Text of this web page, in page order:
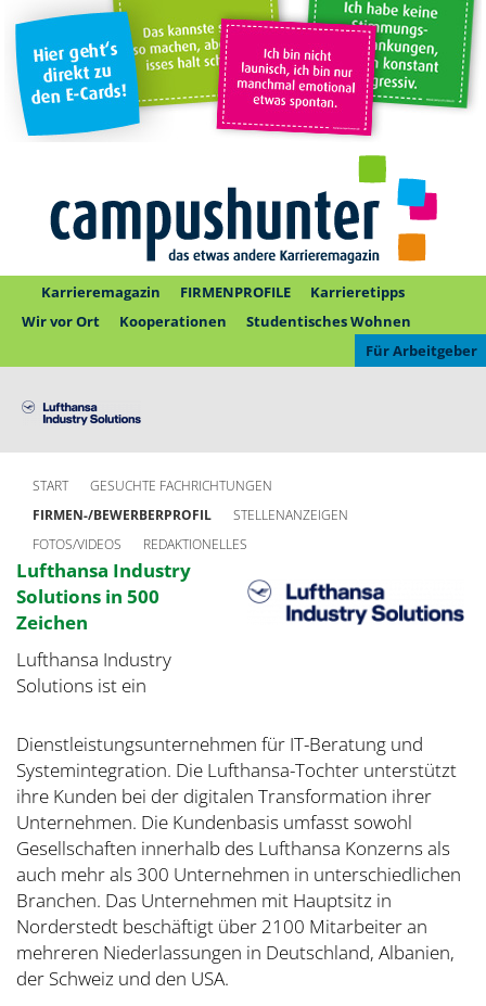
Karrieremagazin FIRMENPROFILE
Karrieretipps
Wir vor Ort
Kooperationen
Studentisches Wohnen
Für Arbeitgeber
START
GESUCHTE FACHRICHTUNGEN
FIRMEN-/BEWERBERPROFIL
STELLENANZEIGEN
FOTOS/VIDEOS
REDAKTIONELLES
Lufthansa Industry
Solutions in 500
Zeichen
Lufthansa Industry
Solutions ist ein
Dienstleistungsunternehmen für IT-Beratung und
Systemintegration. Die Lufthansa-Tochter unterstützt
ihre Kunden bei der digitalen Transformation ihrer
Unternehmen. Die Kundenbasis umfasst sowohl
Gesellschaften innerhalb des Lufthansa Konzerns als
auch mehr als 300 Unternehmen in unterschiedlichen
Branchen. Das Unternehmen mit Hauptsitz in
Norderstedt beschäftigt über 2100 Mitarbeiter an
mehreren Niederlassungen in Deutschland, Albanien,
der Schweiz und den USA.